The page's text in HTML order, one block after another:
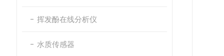
挥发酚在线分析仪
水质传感器